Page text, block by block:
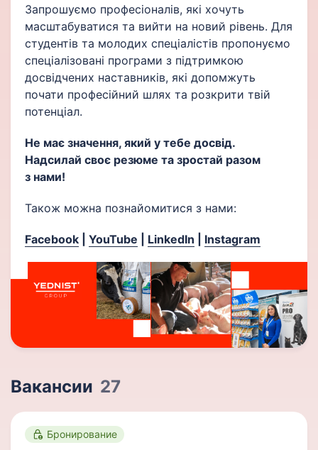
Запрошуємо професіоналів, які хочуть
масштабуватися та вийти на новий рівень. Для
студентів та молодих спеціалістів пропонуємо
спеціалізовані програми з підтримкою
досвідчених наставників, які допомжуть
почати професійний шлях та розкрити твій
потенціал.
Не має значення, який у тебе досвід.
Надсилай своє резюме та зростай разом
з нами!
Також можна познайомитися з нами:
Facebook YouTube LinkedIn Instagram
Вакансии 27
Бронирование